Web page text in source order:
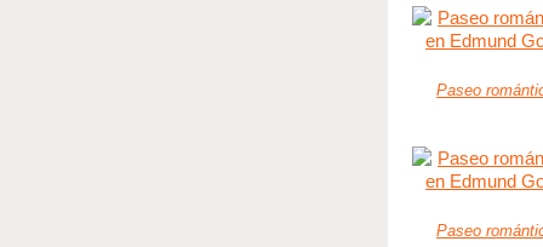
Paseo
Paseo